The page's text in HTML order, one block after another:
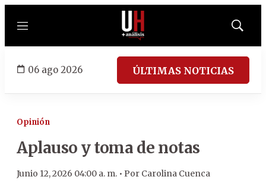
Menú
Mostrar
06 ago 2026 ÚLTIMAS NOTICIAS
Opinión
Aplauso y toma de notas
Junio 12, 2026 04:00 a. m. • Por Carolina Cuenca